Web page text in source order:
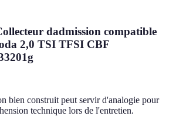
dadmission compatible
2,0 TSI TFSI CBF
bien construit peut servir d'analogie pour
technique lors de l'entretien.